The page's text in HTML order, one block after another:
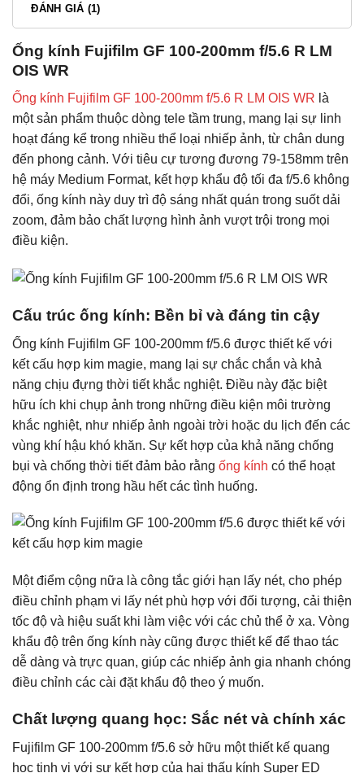
ĐÁNH GIÁ (1)
Ống kính Fujifilm GF 100-200mm f/5.6 R LM
OIS WR
Ống kính Fujifilm GF 100-200mm f/5.6 R LM OIS WR là
một sản phẩm thuộc dòng tele tầm trung, mang lại sự linh
hoạt đáng kể trong nhiều thể loại nhiếp ảnh, từ chân dung
đến phong cảnh. Với tiêu cự tương đương 79-158mm trên
hệ máy Medium Format, kết hợp khẩu độ tối đa f/5.6 không
đổi, ống kính này duy trì độ sáng nhất quán trong suốt dải
zoom, đảm bảo chất lượng hình ảnh vượt trội trong mọi
điều kiện.
Cấu trúc ống kính: Bền bỉ và đáng tin cậy
Ống kính Fujifilm GF 100-200mm f/5.6 được thiết kế với
kết cấu hợp kim magie, mang lại sự chắc chắn và khả
năng chịu đựng thời tiết khắc nghiệt. Điều này đặc biệt
hữu ích khi chụp ảnh trong những điều kiện môi trường
khắc nghiệt, như nhiếp ảnh ngoài trời hoặc du lịch đến các
vùng khí hậu khó khăn. Sự kết hợp của khả năng chống
bụi và chống thời tiết đảm bảo rằng ống kính có thể hoạt
động ổn định trong hầu hết các tình huống.
Một điểm cộng nữa là công tắc giới hạn lấy nét, cho phép
điều chỉnh phạm vi lấy nét phù hợp với đối tượng, cải thiện
tốc độ và hiệu suất khi làm việc với các chủ thể ở xa. Vòng
khẩu độ trên ống kính này cũng được thiết kế để thao tác
dễ dàng và trực quan, giúp các nhiếp ảnh gia nhanh chóng
điều chỉnh các cài đặt khẩu độ theo ý muốn.
Chất lượng quang học: Sắc nét và chính xác
Fujifilm GF 100-200mm f/5.6 sở hữu một thiết kế quang
học tinh vi với sự kết hợp của hai thấu kính Super ED